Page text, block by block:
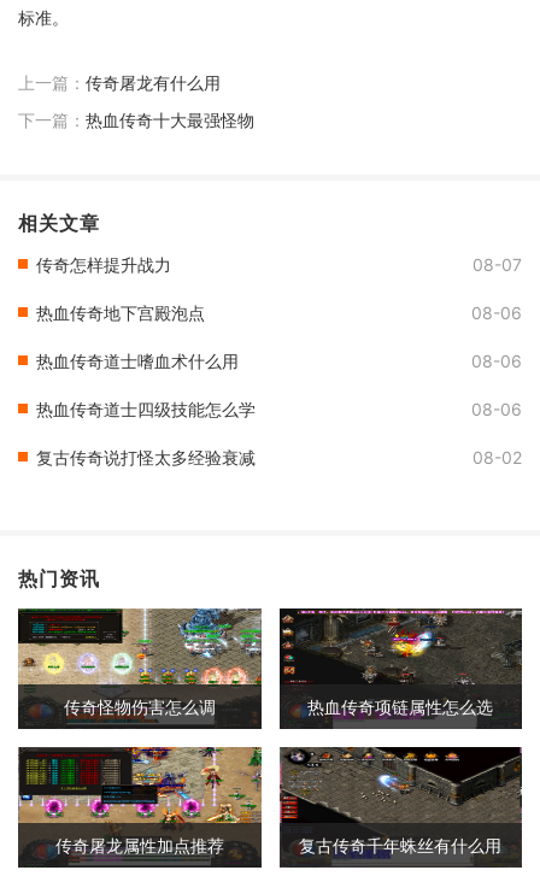
标准。
上一篇： 传奇屠龙有什么用
下一篇： 热血传奇十大最强怪物
相关文章
传奇怎样提升战力 08-07
热血传奇地下宫殿泡点 08-06
热血传奇道士嗜血术什么用 08-06
热血传奇道士四级技能怎么学 08-06
复古传奇说打怪太多经验衰减 08-02
热门资讯
传奇怪物伤害怎么调 热血传奇项链属性怎么选
传奇屠龙属性加点推荐 复古传奇千年蛛丝有什么用